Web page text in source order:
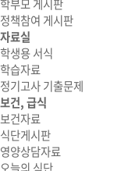
학부모 게시판
정책참여 게시판
자료실
학생용 서식
학습자료
정기고사 기출문제
보건, 급식
보건자료
식단게시판
영양상담자료